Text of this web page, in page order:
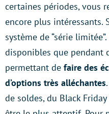
certaines périodes, vous
encore plus intéressants.
système de “série
disponibles que pendant
permettant de faire des
d’options très alléchantes
de soldes, du Black